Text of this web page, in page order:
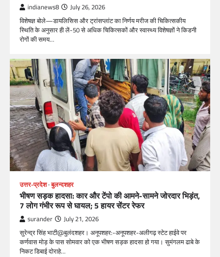
indianews8 July 26, 2026
विशेषज्ञ बोले—डायलिसिस और ट्रांसप्लांट का निर्णय मरीज की चिकित्सकीय
स्थिति के अनुसार ही लें-50 से अधिक चिकित्सकों और स्वास्थ्य विशेषज्ञों ने किडनी
रोगों की समय…
उत्तर-प्रदेश बुलन्दशहर
भीषण सड़क हादसा: कार और टेंपो की आमने-सामने जोरदार भिड़ंत,
7 लोग गंभीर रूप से घायल; 5 हायर सेंटर रेफर​
surander July 21, 2026
सुरेन्द्र सिंह भाटी@बुलंदशहर। अनूपशहर:-अनूपशहर-अलीगढ़ स्टेट हाईवे पर
कर्णवास मोड़ के पास सोमवार को एक भीषण सड़क हादसा हो गया। सुमंगलम ढाबे के
निकट डिबाई दोराहे…